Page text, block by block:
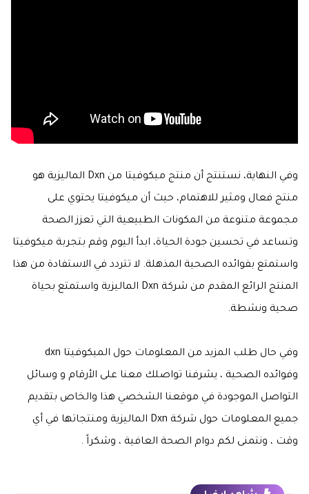
وفي النهاية، نستنتج أن منتج ميكوفيتا من Dxn الماليزية هو
منتج فعال ومثير للاهتمام، حيث أن ميكوفيتا يحتوي على
مجموعة متنوعة من المكونات الطبيعية التي تعزز الصحة
وتساعد في تحسين جودة الحياة، ابدأ اليوم وقم بتجربة ميكوفيتا
واستمتع بفوائده الصحية المذهلة. لا تتردد في الاستفادة من هذا
المنتج الرائع المقدم من شركة Dxn الماليزية واستمتع بحياة
صحية ونشطة.
وفي حال طلب المزيد من المعلومات حول الميكوفيتا dxn
وفوائده الصحية ، يشرفنا تواصلك معنا على الأرقام و وسائل
التواصل الموجودة في موقعنا الشخصي هذا والخاص بتقديم
جميع المعلومات حول شركة Dxn الماليزية ومنتجاتها في أي
وقت ، ونتمنى لكم دوام الصحة العافية ، وشكراً .